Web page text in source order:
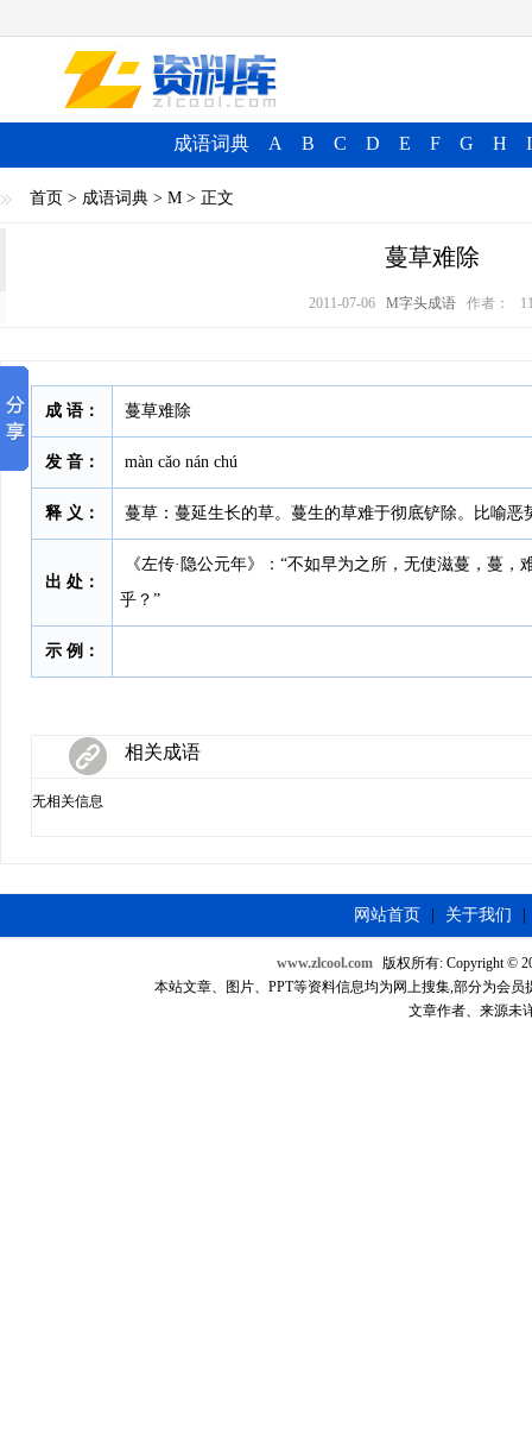
成语词典 A B C D E F G H I
首页 > 成语词典 > M > 正文
蔓草难除
2011-07-06 M字头成语 作者：
成 语： 蔓草难除
发 音： màn cǎo nán chú
释 义： 蔓草：蔓延生长的草。蔓生的草难于彻底铲除。比喻恶
出 处：
《左传·隐公元年》：“不如早为之所，无使滋蔓，蔓
乎？”
示 例：
相关成语
无相关信息
网站首页 关于我们
www.zlcool.com 版权所有: Copyright ©
本站文章、图片、PPT等资料信息均为网上搜集,部分为会员
文章作者、来源未